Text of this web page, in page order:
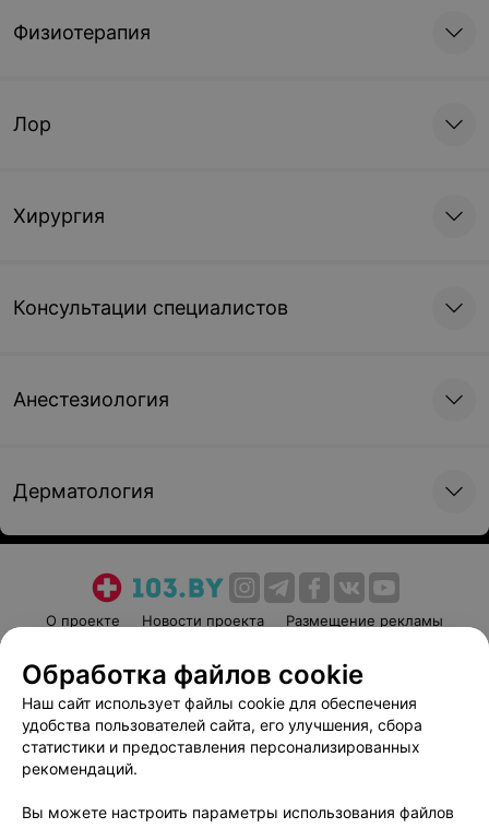
Физиотерапия
Лор
Хирургия
Консультации специалистов
Анестезиология
Дерматология
О проекте Новости проекта
Размещение рекламы
Пользовательское соглашение
Способы оплаты
Вакансии
Партнеры
Написать руководителю 103.by
Обработка файлов cookie
Наш сайт использует файлы cookie для обеспечения
удобства пользователей сайта, его улучшения, сбора
статистики и предоставления персонализированных
рекомендаций.
Вы можете настроить параметры использования файлов